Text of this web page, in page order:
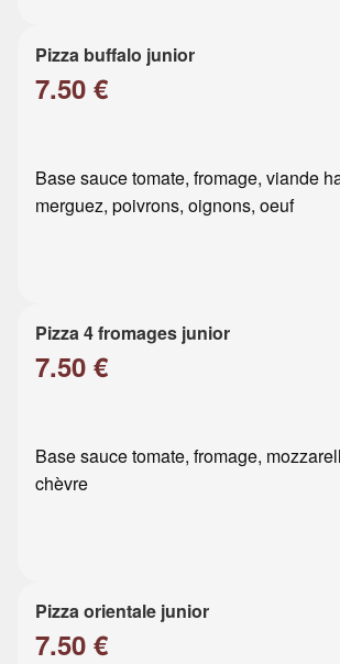
Pizza buffalo junior
7.50 €
Base sauce tomate, fromage, viande
merguez, poivrons, oignons, oeuf
Pizza 4 fromages junior
7.50 €
Base sauce tomate, fromage,
chèvre
Pizza orientale junior
7.50 €